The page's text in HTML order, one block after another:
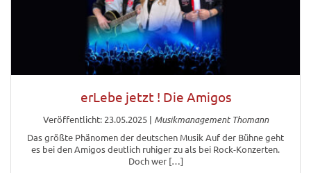
erLebe jetzt ! Die Amigos
Veröffentlicht: 23.05.2025| Musikmanagement Thomann
Das größte Phänomen der deutschen Musik Auf der Bühne geht
es bei den Amigos deutlich ruhiger zu als bei Rock-Konzerten.
Doch wer […]